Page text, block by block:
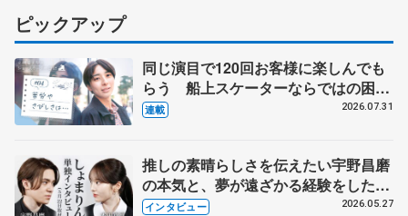
ピックアップ
同じ演目で120回お客様に楽しんでも
らう 船上スケーターならではの困難
とは 影響あったPIW前キャプテン松
連載 2026.07.31
推しの素晴らしさを伝えたい宇野昌磨
の本気と、夢が遠ざかる経験をした本
田真凜の覚悟
インタビュー 2026.05.27